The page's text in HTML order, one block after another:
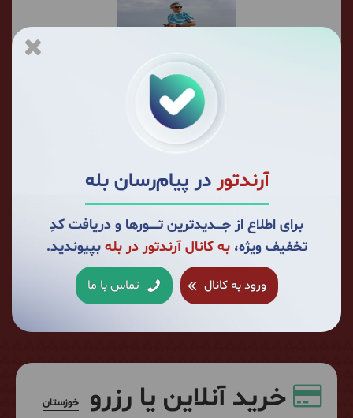
آرندتوردر پیام‌رسان بله
برای اطلاع از جــــدیدترین تــــــورها و دریافت کدِ
تخفیف ویژه،به کانال آرندتور در بله بپیوندید.
ورود به کانال تماس با ما
احسان رضوانی چمگردانی
برای سفر انتخاب کردم و تا الان کلی سفر باحال باهاشون
تجربه کردم. خیلی خیلی خوشحالم که عضو کوچکی از
خانواده دوست داشتنی آرندتور هستم. همیشه و
همیشه آرندتور
همراه ما در سفرهای: خلیج نایبند تا ساحل مُکسّر تنگه چیتاب
تا تنگه مهریان
خرید آنلاین یا رزرو خوزستان